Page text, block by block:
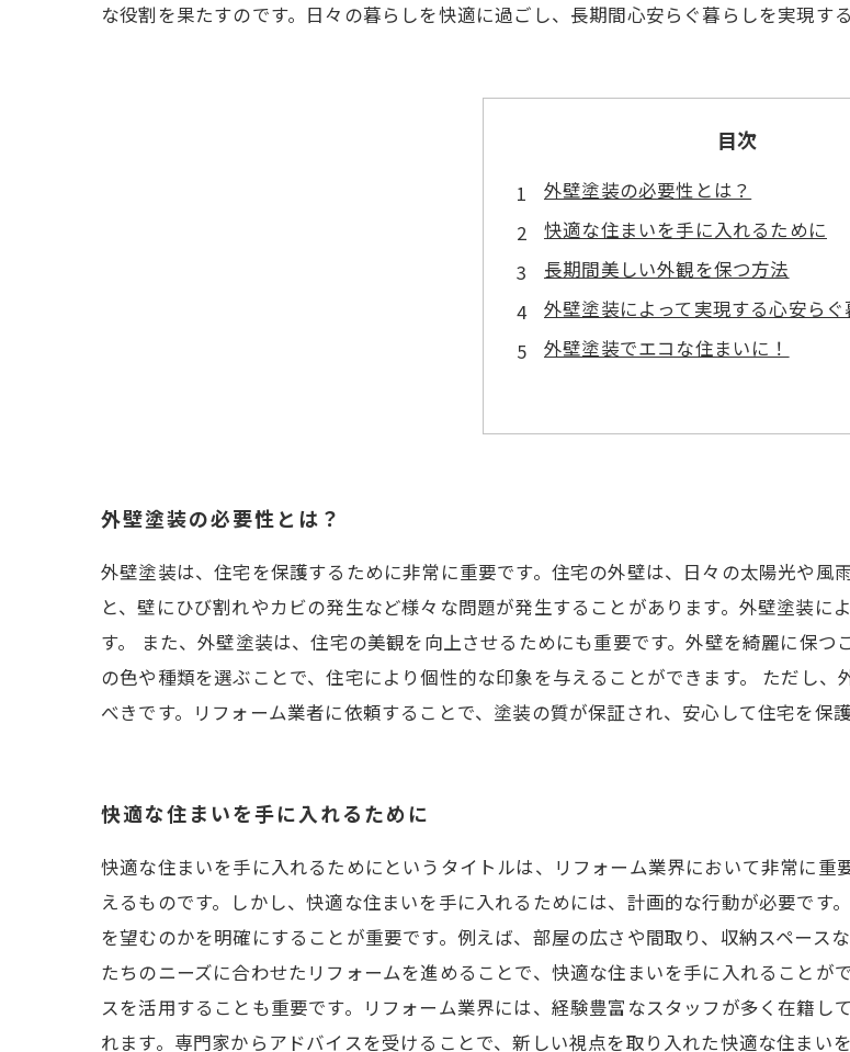
な役割を果たすのです。日々の暮らしを快適に過ごし、長期間心安らぐ暮らしを実現す
目次
外壁塗装の必要性とは？
快適な住まいを手に入れるために
長期間美しい外観を保つ方法
外壁塗装によって実現する心安らぐ
外壁塗装でエコな住まいに！
外壁塗装の必要性とは？
外壁塗装は、住宅を保護するために非常に重要です。住宅の外壁は、日々の太陽光や風
と、壁にひび割れやカビの発生など様々な問題が発生することがあります。外壁塗装
す。 また、外壁塗装は、住宅の美観を向上させるためにも重要です。外壁を綺麗に保
の色や種類を選ぶことで、住宅により個性的な印象を与えることができます。 ただし
べきです。リフォーム業者に依頼することで、塗装の質が保証され、安心して住宅を保
快適な住まいを手に入れるために
快適な住まいを手に入れるためにというタイトルは、リフォーム業界において非常に
えるものです。しかし、快適な住まいを手に入れるためには、計画的な行動が必要で
を望むのかを明確にすることが重要です。例えば、部屋の広さや間取り、収納スペース
たちのニーズに合わせたリフォームを進めることで、快適な住まいを手に入れることが
スを活用することも重要です。リフォーム業界には、経験豊富なスタッフが多く在籍し
れます。専門家からアドバイスを受けることで、新しい視点を取り入れた快適な住まい